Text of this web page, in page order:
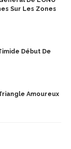
Sur Les Zones
Début De
Amoureux